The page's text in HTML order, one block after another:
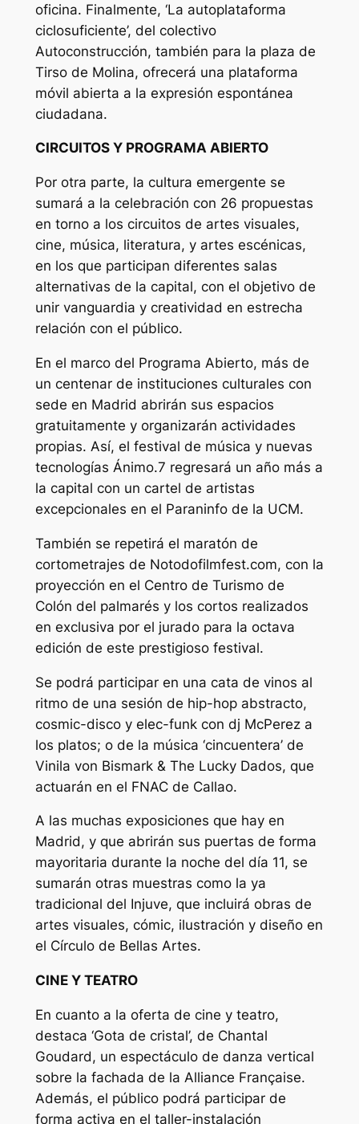
oficina. Finalmente, ‘La autoplataforma
ciclosuficiente’, del colectivo
Autoconstrucción, también para la plaza de
Tirso de Molina, ofrecerá una plataforma
móvil abierta a la expresión espontánea
ciudadana.
CIRCUITOS Y PROGRAMA ABIERTO
Por otra parte, la cultura emergente se
sumará a la celebración con 26 propuestas
en torno a los circuitos de artes visuales,
cine, música, literatura, y artes escénicas,
en los que participan diferentes salas
alternativas de la capital, con el objetivo de
unir vanguardia y creatividad en estrecha
relación con el público.
En el marco del Programa Abierto, más de
un centenar de instituciones culturales con
sede en Madrid abrirán sus espacios
gratuitamente y organizarán actividades
propias. Así, el festival de música y nuevas
tecnologías Ánimo.7 regresará un año más a
la capital con un cartel de artistas
excepcionales en el Paraninfo de la UCM.
También se repetirá el maratón de
cortometrajes de Notodofilmfest.com, con la
proyección en el Centro de Turismo de
Colón del palmarés y los cortos realizados
en exclusiva por el jurado para la octava
edición de este prestigioso festival.
Se podrá participar en una cata de vinos al
ritmo de una sesión de hip-hop abstracto,
cosmic-disco y elec-funk con dj McPerez a
los platos; o de la música ‘cincuentera’ de
Vinila von Bismark & The Lucky Dados, que
actuarán en el FNAC de Callao.
A las muchas exposiciones que hay en
Madrid, y que abrirán sus puertas de forma
mayoritaria durante la noche del día 11, se
sumarán otras muestras como la ya
tradicional del Injuve, que incluirá obras de
artes visuales, cómic, ilustración y diseño en
el Círculo de Bellas Artes.
CINE Y TEATRO
En cuanto a la oferta de cine y teatro,
destaca ‘Gota de cristal’, de Chantal
Goudard, un espectáculo de danza vertical
sobre la fachada de la Alliance Française.
Además, el público podrá participar de
forma activa en el taller-instalación